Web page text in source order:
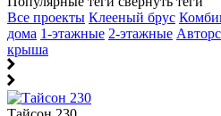
Все проекты Клееный брус
дома 1-этажные 2-этажные
крыша